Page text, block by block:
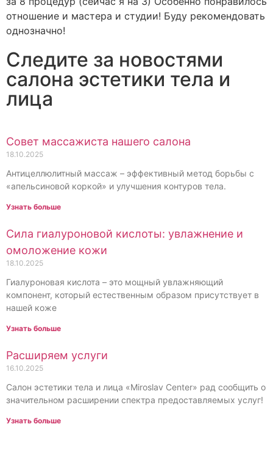
отношение и мастера и студии! Буду рекомендовать
однозначно!
Следите за новостями
салона эстетики тела и
лица
Совет массажиста нашего салона
18.10.2025
Антицеллюлитный массаж – эффективный метод борьбы с
«апельсиновой коркой» и улучшения контуров тела.
Узнать больше
Сила гиалуроновой кислоты: увлажнение и
омоложение кожи
18.10.2025
Гиалуроновая кислота – это мощный увлажняющий
компонент, который естественным образом присутствует в
нашей коже
Узнать больше
Расширяем услуги
16.10.2025
Салон эстетики тела и лица «Miroslav Center» рад сообщить о
значительном расширении спектра предоставляемых услуг!
Узнать больше